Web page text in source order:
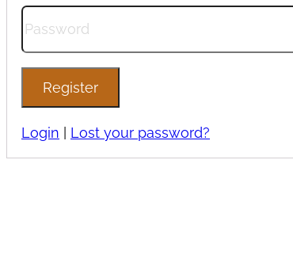
Register
Login Lost your password?